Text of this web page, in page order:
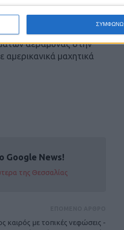
ΣΥΜΦΩΝΩ
διάφορους τρόπους,
αεράμυνας στην
μαχητικά
Google News!
της Θεσσαλίας
καιρός με τοπικές νεφώσεις -